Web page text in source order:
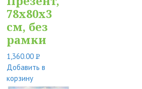
78x80x3
см, без
рамки
1,360.00Р
УБ.
Добавить в
корзину